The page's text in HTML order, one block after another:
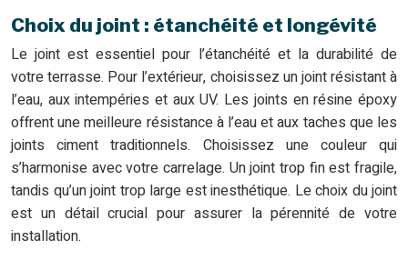
Choix du joint : étanchéité et longévité
Le joint est essentiel pour l’étanchéité et la durabilité de
votre terrasse. Pour l’extérieur, choisissez un joint résistant à
l’eau, aux intempéries et aux UV. Les joints en résine époxy
offrent une meilleure résistance à l’eau et aux taches que les
joints ciment traditionnels. Choisissez une couleur qui
s’harmonise avec votre carrelage. Un joint trop fin est fragile,
tandis qu’un joint trop large est inesthétique. Le choix du joint
est un détail crucial pour assurer la pérennité de votre
installation.